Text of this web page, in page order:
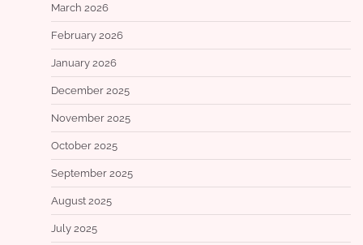
March 2026
February 2026
January 2026
December 2025
November 2025
October 2025
September 2025
August 2025
July 2025